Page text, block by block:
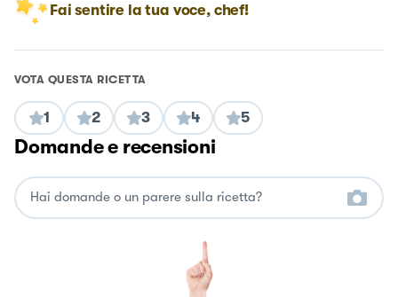
Fai sentire la tua voce, chef!
VOTA QUESTA RICETTA
1 2 3 4 5
Domande e recensioni